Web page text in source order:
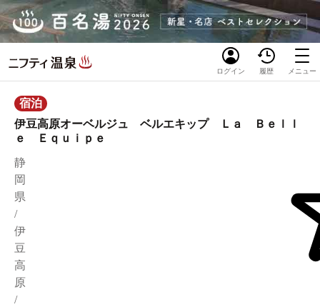
ログイン 履歴 メニュー
宿泊
伊豆高原オーベルジュ ベルエキップ Ｌａ Ｂｅｌｌ
ｅ Ｅｑｕｉｐｅ
静
岡
県
/
伊
豆
高
原
/